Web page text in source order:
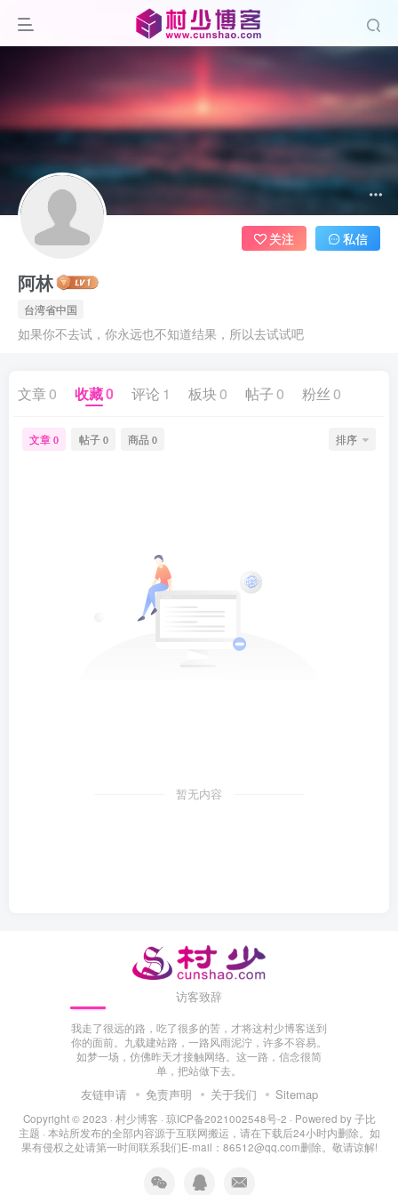
阿林
台湾省中国
如果你不去试，你永远也不知道结果，所以去试试吧
关注 私信
文章0 收藏0 评论 1 板块 0 帖子 0 粉丝 0
文章 0 帖子 0 商品 0 排序
暂无内容
访客致辞
我走了很远的路，吃了很多的苦，才将这村少博客送到
你的面前。九载建站路，一路风雨泥泞，许多不容易。
如梦一场，仿佛昨天才接触网络。这一路，信念很简
单，把站做下去。
友链申请 免责声明 关于我们 Sitemap
Copyright © 2023 · 村少博客 · 琼ICP备2021002548号-2 · Powered by子比
主题 · 本站所发布的全部内容源于互联网搬运，请在下载后24小时内删除。如
果有侵权之处请第一时间联系我们E-mail：86512@qq.com删除。敬请谅解!